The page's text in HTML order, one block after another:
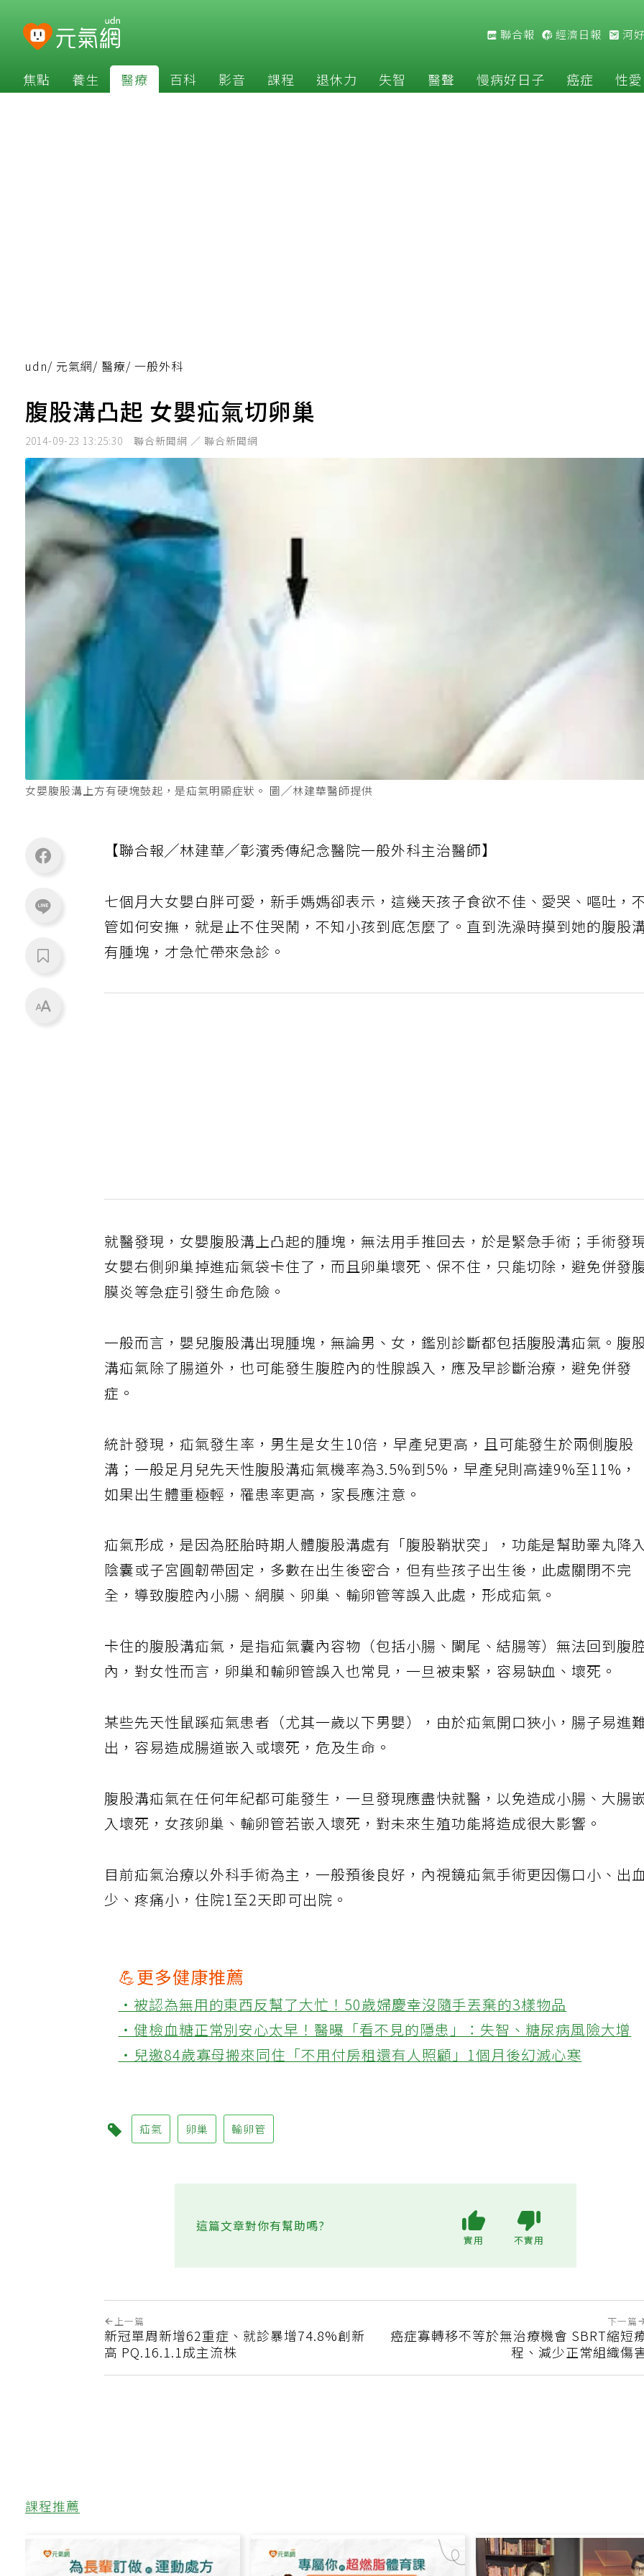
聯合報 經濟日報 河
焦點 養生 醫療 百科 影音 課程 退休力 失智 醫聲 慢病好日子 癌症 性愛
udn/ 元氣網/ 醫療/ 一般外科
腹股溝凸起 女嬰疝氣切卵巢
2014-09-23 13:25:30 聯合新聞網 ／ 聯合新聞網
女嬰腹股溝上方有硬塊鼓起，是疝氣明顯症狀。 圖╱林建華醫師提供
【聯合報╱林建華╱彰濱秀傳紀念醫院一般外科主治醫師】
七個月大女嬰白胖可愛，新手媽媽卻表示，這幾天孩子食欲不佳、愛哭、嘔吐，
管如何安撫，就是止不住哭鬧，不知小孩到底怎麼了。直到洗澡時摸到她的腹股
有腫塊，才急忙帶來急診。
就醫發現，女嬰腹股溝上凸起的腫塊，無法用手推回去，於是緊急手術；手術發
女嬰右側卵巢掉進疝氣袋卡住了，而且卵巢壞死、保不住，只能切除，避免併發
膜炎等急症引發生命危險。
一般而言，嬰兒腹股溝出現腫塊，無論男、女，鑑別診斷都包括腹股溝疝氣。腹
溝疝氣除了腸道外，也可能發生腹腔內的性腺誤入，應及早診斷治療，避免併發
症。
統計發現，疝氣發生率，男生是女生10倍，早產兒更高，且可能發生於兩側腹股
溝；一般足月兒先天性腹股溝疝氣機率為3.5%到5%，早產兒則高達9%至11%，
如果出生體重極輕，罹患率更高，家長應注意。
疝氣形成，是因為胚胎時期人體腹股溝處有「腹股鞘狀突」，功能是幫助睪丸降
陰囊或子宮圓韌帶固定，多數在出生後密合，但有些孩子出生後，此處關閉不完
全，導致腹腔內小腸、網膜、卵巢、輸卵管等誤入此處，形成疝氣。
卡住的腹股溝疝氣，是指疝氣囊內容物（包括小腸、闌尾、結腸等）無法回到腹
內，對女性而言，卵巢和輸卵管誤入也常見，一旦被束緊，容易缺血、壞死。
某些先天性鼠蹊疝氣患者（尤其一歲以下男嬰），由於疝氣開口狹小，腸子易進
出，容易造成腸道嵌入或壞死，危及生命。
腹股溝疝氣在任何年紀都可能發生，一旦發現應盡快就醫，以免造成小腸、大腸
入壞死，女孩卵巢、輸卵管若嵌入壞死，對未來生殖功能將造成很大影響。
目前疝氣治療以外科手術為主，一般預後良好，內視鏡疝氣手術更因傷口小、出
少、疼痛小，住院1至2天即可出院。
💪更多健康推薦
‧被認為無用的東西反幫了大忙！50歲婦慶幸沒隨手丟棄的3樣物品
‧健檢血糖正常別安心太早！醫曝「看不見的隱患」：失智、糖尿病風險大增
‧兒邀84歲寡母搬來同住「不用付房租還有人照顧」1個月後幻滅心寒
疝氣 卵巢 輸卵管
這篇文章對你有幫助嗎?
上一篇
新冠單周新增62重症、就診暴增74.8%創新
高 PQ.16.1.1成主流株
下一篇
癌症寡轉移不等於無治療機會 SBRT縮短
程、減少正常組織傷
課程推薦